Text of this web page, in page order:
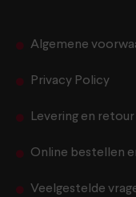
Algemene
Privacy Policy
Levering en retour
Online bestellen
Veelgestelde